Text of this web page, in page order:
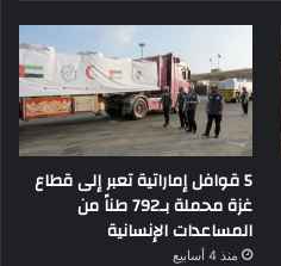
5 قوافل إماراتية تعبر إلى قطاع
غزة محملة بـ792 طناً من
المساعدات الإنسانية
منذ 4 أسابيع